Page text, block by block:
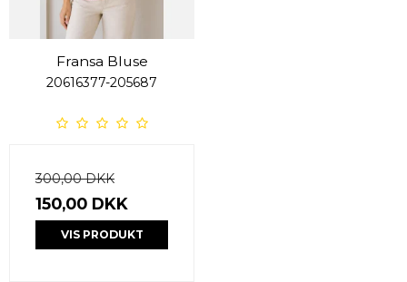
Fransa Bluse
20616377-205687
300,00 DKK
150,00 DKK
VIS PRODUKT